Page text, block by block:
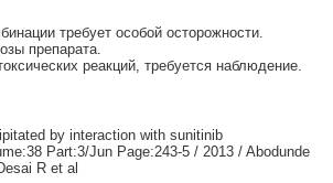
требует особой осторожности.
препарата.
реакций, требуется наблюдение.
by interaction with sunitinib
Part:3/Jun Page:243-5 / 2013 / Abodunde
R et al